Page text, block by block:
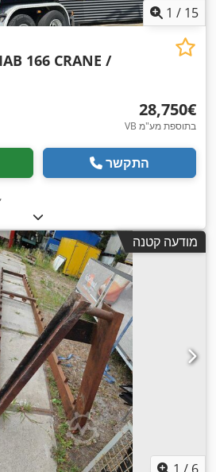
1 / 15
166 CRANE /
‏28,750 ‏€
VB בתוספת מע"מ
התקשר
,
מודעה קטנה